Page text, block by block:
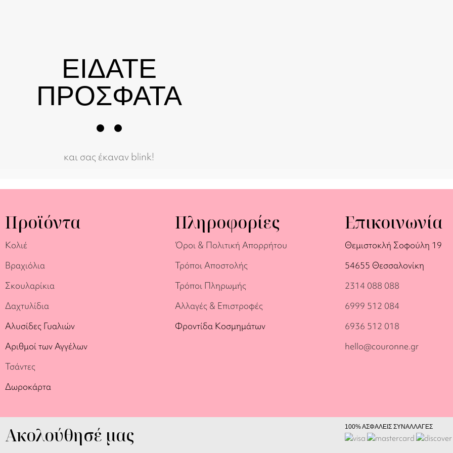
ΕΙΔΑΤΕ
ΠΡΟΣΦΑΤΑ
και σας έκαναν blink!
Προϊόντα
Κολιέ
Βραχιόλια
Σκουλαρίκια
Δαχτυλίδια
Αλυσίδες Γυαλιών
Αριθμοί των Αγγέλων
Τσάντες
Δωροκάρτα
Πληροφορίες
Όροι & Πολιτική Απορρήτου
Τρόποι Αποστολής
Τρόποι Πληρωμής
Αλλαγές & Επιστροφές
Φροντίδα Κοσμημάτων
Επικοινωνία
Θεμιστοκλή Σοφούλη 19
54655 Θεσσαλονίκη
2314 088 088
6999 512 084
6936 512 018
hello@couronne.gr
Ακολούθησέ μας 100% ΑΣΦΑΛΕΙΣ ΣΥΝΑΛΛΑΓΕΣ